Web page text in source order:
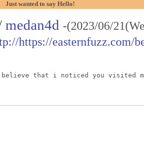
Just wanted to say Hello!
medan4d -(2023/06/
https://easternfuzz.com/
that i noticed you visited